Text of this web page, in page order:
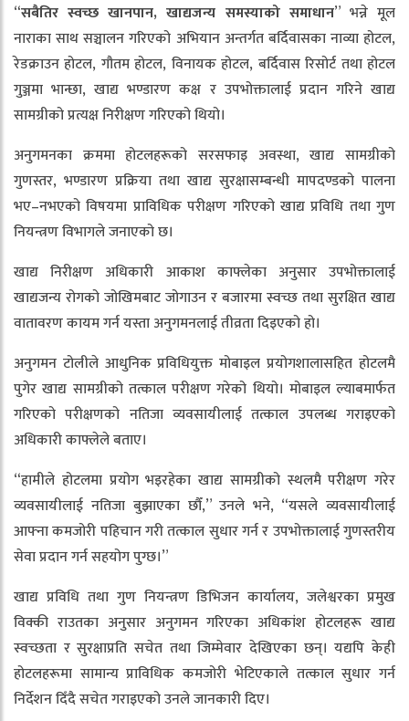
“सबैतिर स्वच्छ खानपान,खाद्यजन्य समस्याको समाधान” भन्ने मूल
नाराका साथ सञ्चालन गरिएको अभियान अन्तर्गत बर्दिवासका नाव्या होटल,
रेडक्राउन होटल, गौतम होटल, विनायक होटल, बर्दिवास रिसोर्ट तथा होटल
गुञ्जमा भान्छा, खाद्य भण्डारण कक्ष र उपभोक्तालाई प्रदान गरिने खाद्य
सामग्रीको प्रत्यक्ष निरीक्षण गरिएको थियो।
अनुगमनका क्रममा होटलहरूको सरसफाइ अवस्था, खाद्य सामग्रीको
गुणस्तर, भण्डारण प्रक्रिया तथा खाद्य सुरक्षासम्बन्धी मापदण्डको पालना
भए–नभएको विषयमा प्राविधिक परीक्षण गरिएको खाद्य प्रविधि तथा गुण
नियन्त्रण विभागले जनाएको छ।
खाद्य निरीक्षण अधिकारी आकाश काफ्लेका अनुसार उपभोक्तालाई
खाद्यजन्य रोगको जोखिमबाट जोगाउन र बजारमा स्वच्छ तथा सुरक्षित खाद्य
वातावरण कायम गर्न यस्ता अनुगमनलाई तीव्रता दिइएको हो।
अनुगमन टोलीले आधुनिक प्रविधियुक्त मोबाइल प्रयोगशालासहित होटलमै
पुगेर खाद्य सामग्रीको तत्काल परीक्षण गरेको थियो। मोबाइल ल्याबमार्फत
गरिएको परीक्षणको नतिजा व्यवसायीलाई तत्काल उपलब्ध गराइएको
अधिकारी काफ्लेले बताए।
“हामीले होटलमा प्रयोग भइरहेका खाद्य सामग्रीको स्थलमै परीक्षण गरेर
व्यवसायीलाई नतिजा बुझाएका छौँ,” उनले भने, “यसले व्यवसायीलाई
आफ्ना कमजोरी पहिचान गरी तत्काल सुधार गर्न र उपभोक्तालाई गुणस्तरीय
सेवा प्रदान गर्न सहयोग पुग्छ।”
खाद्य प्रविधि तथा गुण नियन्त्रण डिभिजन कार्यालय, जलेश्वरका प्रमुख
विक्की राउतका अनुसार अनुगमन गरिएका अधिकांश होटलहरू खाद्य
स्वच्छता र सुरक्षाप्रति सचेत तथा जिम्मेवार देखिएका छन्। यद्यपि केही
होटलहरूमा सामान्य प्राविधिक कमजोरी भेटिएकाले तत्काल सुधार गर्न
निर्देशन दिँदै सचेत गराइएको उनले जानकारी दिए।